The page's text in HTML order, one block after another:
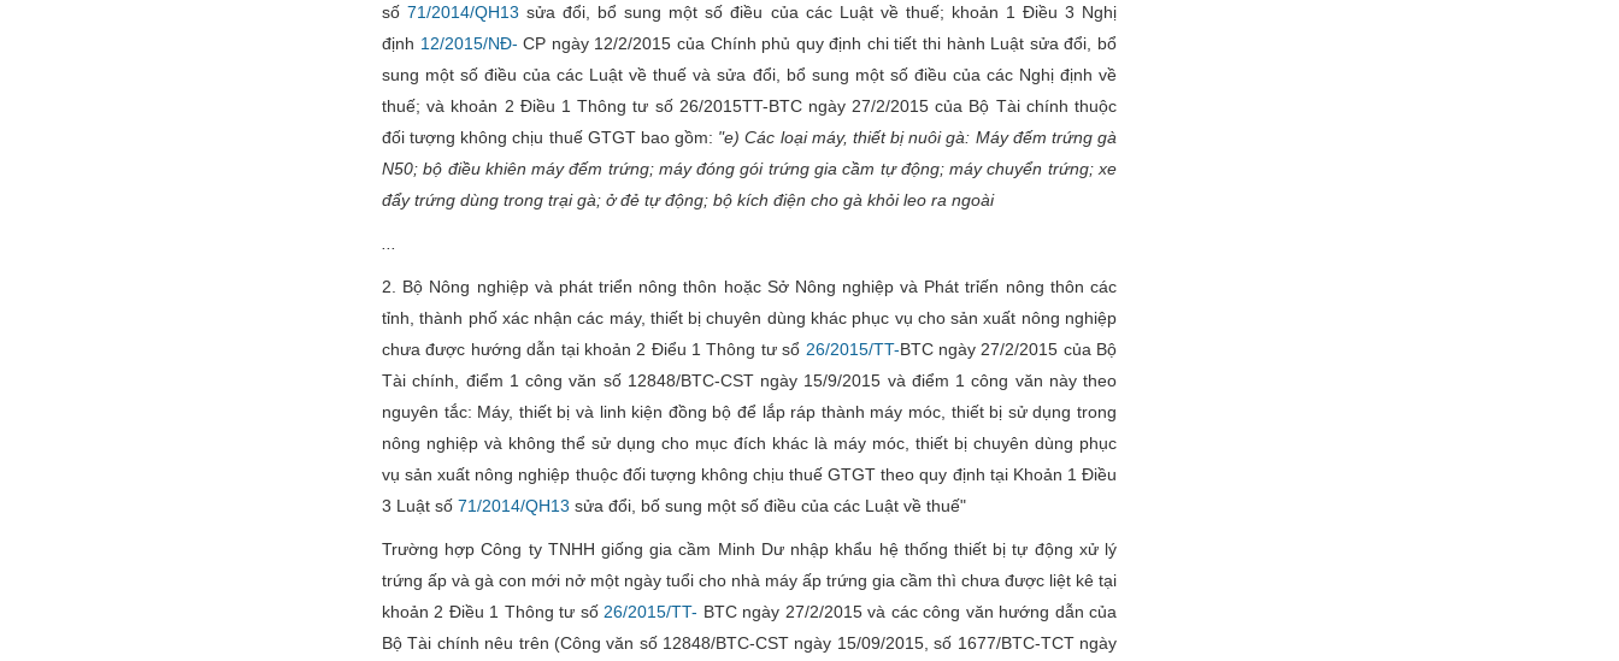
số71/2014/QH13 sửa đổi, bổ sung một số điều của các Luật về thuế; khoản 1 Điều 3 Nghị
định 12/2015/NĐ- CP ngày 12/2/2015 của Chính phủ quy định chi tiết thi hành Luật sửa đổi, bổ
sung một số điều của các Luật về thuế và sửa đổi, bổ sung một số điều của các Nghị định về
thuế; và khoản 2 Điều 1 Thông tư số 26/2015TT-BTC ngày 27/2/2015 của Bộ Tài chính thuộc
đối tượng không chịu thuế GTGT bao gồm: "e) Các loại máy, thiết bị nuôi gà: Máy đếm trứng gà
N50; bộ điều khiên máy đếm trứng; máy đóng gói trứng gia cầm tự động; máy chuyển trứng; xe
đẩy trứng dùng trong trại gà; ở đẻ tự động; bộ kích điện cho gà khỏi leo ra ngoài
2. Bộ Nông nghiệp và phát triển nông thôn hoặc Sở Nông nghiệp và Phát trỉến nông thôn các
tỉnh, thành phố xác nhận các máy, thiết bị chuyên dùng khác phục vụ cho sản xuất nông nghiệp
chưa được hướng dẫn tại khoản 2 Điểu 1 Thông tư sổ 26/2015/TT-BTC ngày 27/2/2015 của Bộ
Tài chính, điểm 1 công văn số 12848/BTC-CST ngày 15/9/2015 và điểm 1 công văn này theo
nguyên tắc: Máy, thiết bị và linh kiện đồng bộ để lắp ráp thành máy móc, thiết bị sử dụng trong
nông nghiệp và không thể sử dụng cho mục đích khác là máy móc, thiết bị chuyên dùng phục
vụ sản xuất nông nghiệp thuộc đối tượng không chịu thuế GTGT theo quy định tại Khoản 1 Điều
3 Luật số 71/2014/QH13 sửa đổi, bố sung một số điều của các Luật về thuế"
Trường hợp Công ty TNHH giống gia cầm Minh Dư nhập khẩu hệ thống thiết bị tự động xử lý
trứng ấp và gà con mới nở một ngày tuổi cho nhà máy ấp trứng gia cầm thì chưa được liệt kê tại
khoản 2 Điều 1 Thông tư số 26/2015/TT- BTC ngày 27/2/2015 và các công văn hướng dẫn của
Bộ Tài chính nêu trên (Công văn số 12848/BTC-CST ngày 15/09/2015, số 1677/BTC-TCT ngày